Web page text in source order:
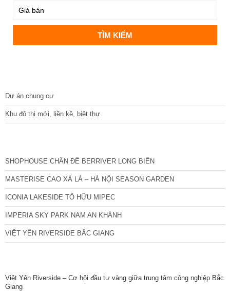
Dự án chung cư
Khu đô thị mới, liền kề, biệt thự
SHOPHOUSE CHÂN ĐẾ BERRIVER LONG BIÊN
MASTERISE CAO XÀ LÁ – HÀ NỘI SEASON GARDEN
ICONIA LAKESIDE TỐ HỮU MIPEC
IMPERIA SKY PARK NAM AN KHÁNH
VIỆT YÊN RIVERSIDE BẮC GIANG
Việt Yên Riverside – Cơ hội đầu tư vàng giữa trung tâm công nghiệp Bắc
Giang